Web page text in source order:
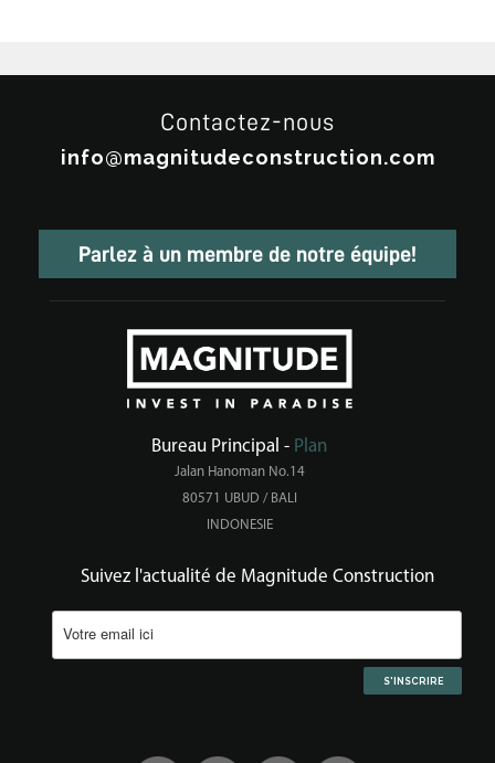
Contactez-nous
info@magnitudeconstruction.com
Parlez à un membre de notre équipe!
Bureau Principal - Plan
Jalan Hanoman No.14
80571 UBUD / BALI
INDONESIE
Suivez l'actualité de Magnitude Construction